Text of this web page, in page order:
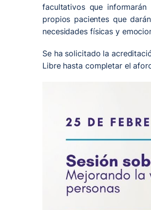
facultativos que
propios pacientes que
necesidades físicas y
Se ha solicitado la
Libre hasta completar el